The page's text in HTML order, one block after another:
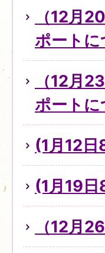
（12月
ポート
（12月
ポート
(1月12
(1月19
（12月